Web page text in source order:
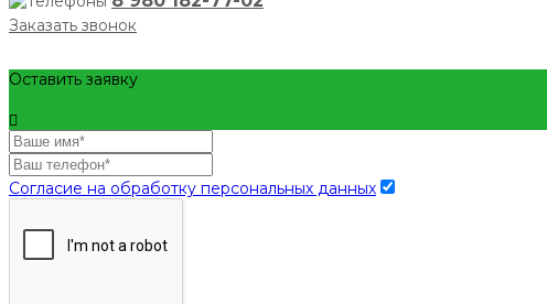
Заказать звонок
Оставить заявку
Согласие на обработку персональных данных